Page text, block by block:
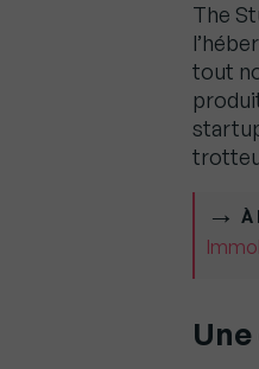
The
tout
À